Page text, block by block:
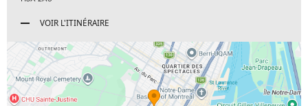
30
À
11
VOIR L'ITINÉRAIRE